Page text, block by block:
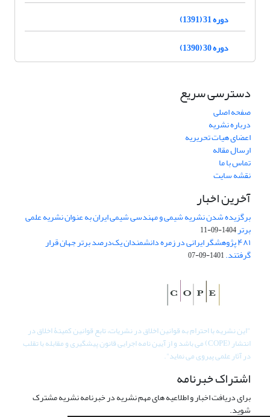
دوره 31 (1391)
دوره 30 (1390)
دسترسی سریع
صفحه اصلی
درباره نشریه
اعضای هیات تحریریه
ارسال مقاله
تماس با ما
نقشه سایت
آخرین اخبار
برگزیده شدن نشریه شیمی و مهندسی شیمی ایران به عنوان نشریه علمی
برتر1404-09-11
۴۸۱ پژوهشگر ایرانی در زمره دانشمندان یک‌درصد برتر جهان قرار
گرفتند.1401-09-07
"این نشریه با احترام به قوانین اخلاق در نشریات، تابع قوانین کمیتۀ اخلاق در
انتشار (COPE) می باشد و از آیین نامه اجرایی قانون پیشگیری و مقابله با تقلب
در آثار علمی پیروی می نماید".
اشتراک خبرنامه
برای دریافت اخبار و اطلاعیه های مهم نشریه در خبرنامه نشریه مشترک
شوید.